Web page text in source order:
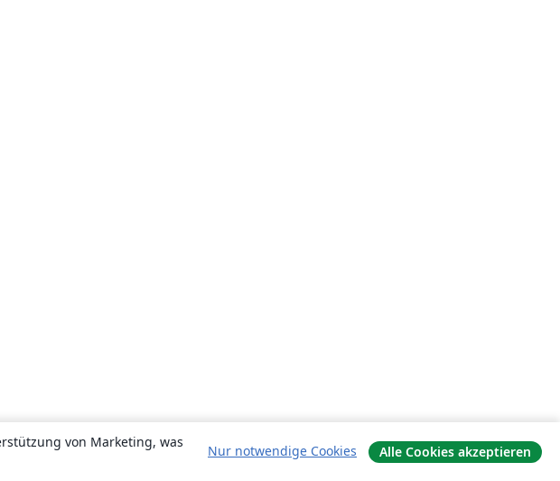
von Marketing, was
Nur notwendige Cookies Alle Cookies akzeptieren